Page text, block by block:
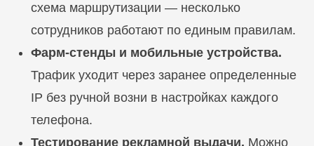
схема маршрутизации — несколько
сотрудников работают по единым правилам.
Фарм-стенды и мобильные устройства.
Трафик уходит через заранее определенные
IP без ручной возни в настройках каждого
телефона.
Тестирование рекламной выдачи. Можно